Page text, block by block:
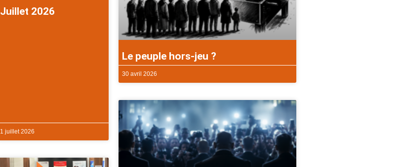
Juillet 2026
1 juillet 2026
Le peuple hors-jeu ?
30 avril 2026